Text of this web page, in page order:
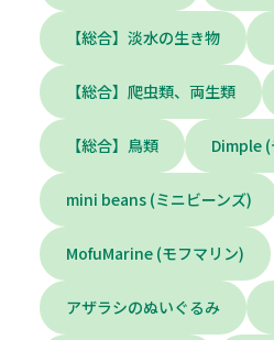
【総合】淡水の生き物
【総合】爬虫類、両生類
【総合】鳥類 Dimple
mini beans (ミニビーンズ)
MofuMarine (モフマリン)
アザラシのぬいぐるみ